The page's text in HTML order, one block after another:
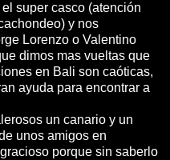
super casco (atención
y nos
Lorenzo o Valentino
dimos mas vueltas que
en Bali son caóticas,
ayuda para encontrar a
un canario y un
unos amigos en
porque sin saberlo